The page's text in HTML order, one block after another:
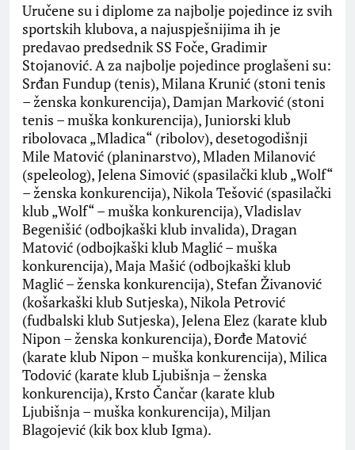
Uručene su i diplome za najbolje pojedince iz svih
sportskih klubova, a najuspješnijima ih je
predavao predsednik SS Foče, Gradimir
Stojanović. A za najbolje pojedince proglašeni su:
Srđan Fundup (tenis), Milana Krunić (stoni tenis
– ženska konkurencija), Damjan Marković (stoni
tenis – muška konkurencija), Juniorski klub
ribolovaca „Mladica“ (ribolov), desetogodišnji
Mile Matović (planinarstvo), Mladen Milanović
(speleolog), Jelena Simović (spasilački klub „Wolf“
– ženska konkurencija), Nikola Tešović (spasilački
klub „Wolf“ – muška konkurencija), Vladislav
Begenišić (odbojkaški klub invalida), Dragan
Matović (odbojkaški klub Maglić – muška
konkurencija), Maja Mašić (odbojkaški klub
Maglić – ženska konkurencija), Stefan Živanović
(košarkaški klub Sutjeska), Nikola Petrović
(fudbalski klub Sutjeska), Jelena Elez (karate klub
Nipon – ženska konkurencija), Đorđe Matović
(karate klub Nipon – muška konkurencija), Milica
Todović (karate klub Ljubišnja – ženska
konkurencija), Krsto Čančar (karate klub
Ljubišnja – muška konkurencija), Miljan
Blagojević (kik box klub Igma).